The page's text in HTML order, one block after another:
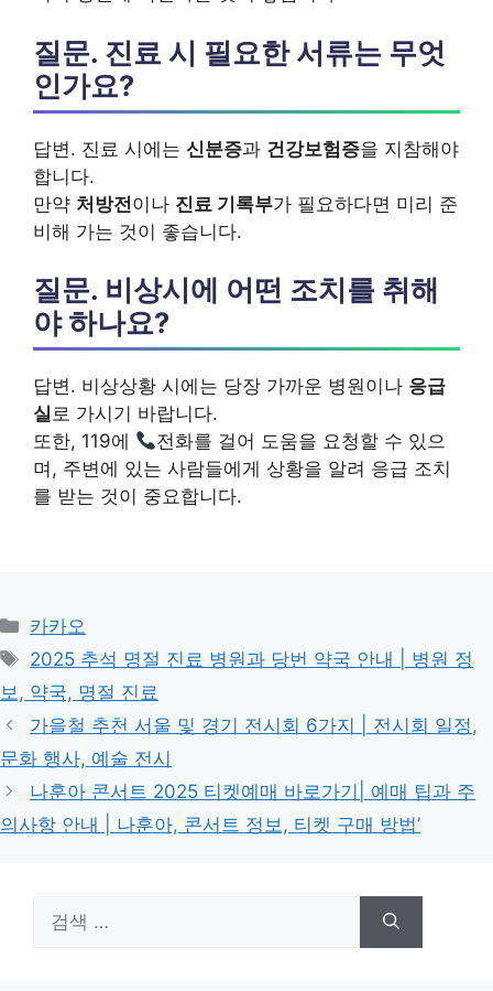
질문. 진료 시 필요한 서류는 무엇
인가요?
답변. 진료 시에는 신분증과 건강보험증을 지참해야
합니다.
만약 처방전이나 진료 기록부가 필요하다면 미리 준
비해 가는 것이 좋습니다.
질문. 비상시에 어떤 조치를 취해
야 하나요?
답변. 비상상황 시에는 당장 가까운 병원이나 응급
실로 가시기 바랍니다.
또한, 119에
전화를 걸어 도움을 요청할 수 있으
며, 주변에 있는 사람들에게 상황을 알려 응급 조치
를 받는 것이 중요합니다.
카
테
리
카카오
태
그
2025 추석 명절 진료 병원과 당번 약국 안내 | 병원 정
보, 약국, 명절 진료
가을철 추천 서울 및 경기 전시회 6가지 | 전시회 일정,
문화 행사, 예술 전시
나훈아 콘서트 2025 티켓예매 바로가기| 예매 팁과 주
의사항 안내 | 나훈아, 콘서트 정보, 티켓 구매 방법’
색: